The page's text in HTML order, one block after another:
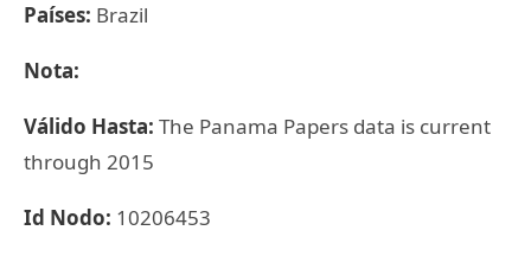
Países: Brazil
Nota:
Válido Hasta: The Panama Papers data is current
through 2015
Id Nodo: 10206453